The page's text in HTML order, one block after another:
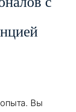
Вы